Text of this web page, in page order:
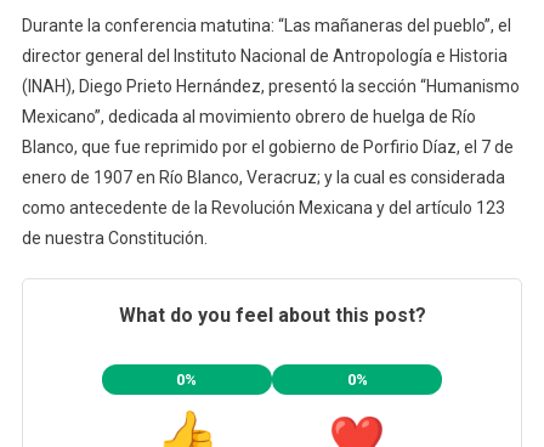
Durante la conferencia matutina: “Las mañaneras del pueblo”, el
director general del Instituto Nacional de Antropología e Historia
(INAH), Diego Prieto Hernández, presentó la sección “Humanismo
Mexicano”, dedicada al movimiento obrero de huelga de Río
Blanco, que fue reprimido por el gobierno de Porfirio Díaz, el 7 de
enero de 1907 en Río Blanco, Veracruz; y la cual es considerada
como antecedente de la Revolución Mexicana y del artículo 123
de nuestra Constitución.
What do you feel about this post?
0% 0%